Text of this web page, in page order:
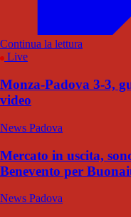
Continua la lettura
Live
Monza-Padova 3-3,
video
News Padova
Mercato in uscita,
Benevento per
News Padova